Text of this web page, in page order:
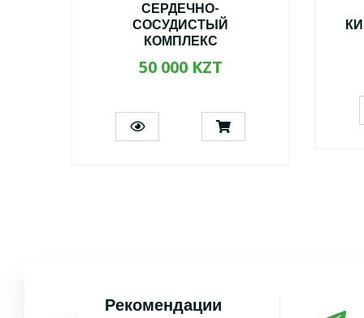
СЕРДЕЧНО-
СОСУДИСТЫЙ
КОМПЛЕКС
50 000 KZT
Рекомендации